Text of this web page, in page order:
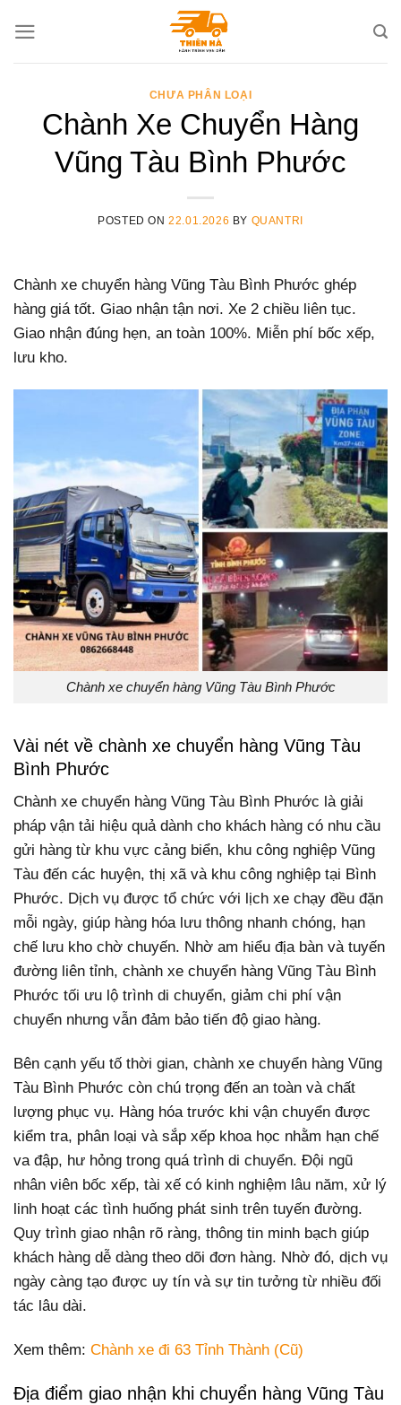
CHƯA PHÂN LOẠI
Chành Xe Chuyển Hàng
Vũng Tàu Bình Phước
POSTED ON22.01.2026 BY QUANTRI
Chành xe chuyển hàng Vũng Tàu Bình Phước ghép
hàng giá tốt. Giao nhận tận nơi. Xe 2 chiều liên tục.
Giao nhận đúng hẹn, an toàn 100%. Miễn phí bốc xếp,
lưu kho.
Chành xe chuyển hàng Vũng Tàu Bình Phước
Vài nét về chành xe chuyển hàng Vũng Tàu
Bình Phước
Chành xe chuyển hàng Vũng Tàu Bình Phước là giải
pháp vận tải hiệu quả dành cho khách hàng có nhu cầu
gửi hàng từ khu vực cảng biển, khu công nghiệp Vũng
Tàu đến các huyện, thị xã và khu công nghiệp tại Bình
Phước. Dịch vụ được tổ chức với lịch xe chạy đều đặn
mỗi ngày, giúp hàng hóa lưu thông nhanh chóng, hạn
chế lưu kho chờ chuyến. Nhờ am hiểu địa bàn và tuyến
đường liên tỉnh, chành xe chuyển hàng Vũng Tàu Bình
Phước tối ưu lộ trình di chuyển, giảm chi phí vận
chuyển nhưng vẫn đảm bảo tiến độ giao hàng.
Bên cạnh yếu tố thời gian, chành xe chuyển hàng Vũng
Tàu Bình Phước còn chú trọng đến an toàn và chất
lượng phục vụ. Hàng hóa trước khi vận chuyển được
kiểm tra, phân loại và sắp xếp khoa học nhằm hạn chế
va đập, hư hỏng trong quá trình di chuyển. Đội ngũ
nhân viên bốc xếp, tài xế có kinh nghiệm lâu năm, xử lý
linh hoạt các tình huống phát sinh trên tuyến đường.
Quy trình giao nhận rõ ràng, thông tin minh bạch giúp
khách hàng dễ dàng theo dõi đơn hàng. Nhờ đó, dịch vụ
ngày càng tạo được uy tín và sự tin tưởng từ nhiều đối
tác lâu dài.
Xem thêm: Chành xe đi 63 Tỉnh Thành (Cũ)
Địa điểm giao nhận khi chuyển hàng Vũng Tàu